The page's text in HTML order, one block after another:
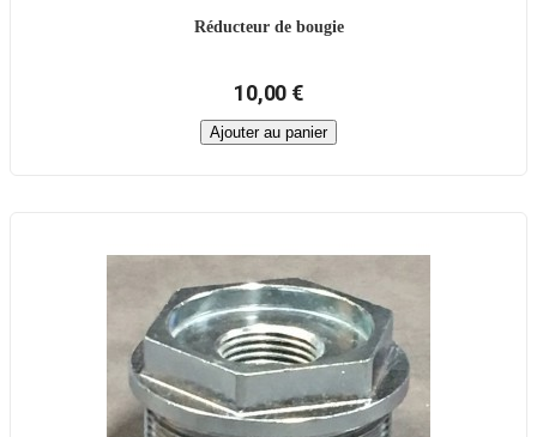
Réducteur de bougie
10,00 €
Ajouter au panier